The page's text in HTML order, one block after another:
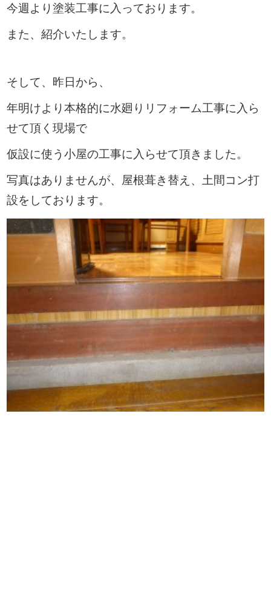
今週より塗装工事に入っております。
また、紹介いたします。
そして、昨日から、
年明けより本格的に水廻りリフォーム工事に入ら
せて頂く現場で
仮設に使う小屋の工事に入らせて頂きました。
写真はありませんが、屋根葺き替え、土間コン打
設をしております。